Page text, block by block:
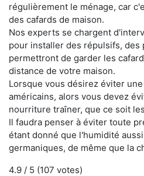
régulièrement le ménage, car
des cafards de maison.
Nos experts se chargent
pour installer des répulsifs, des
permettront de garder les
distance de votre maison.
Lorsque vous désirez éviter
américains, alors vous devez
nourriture traîner, que ce soit
Il faudra penser à éviter toute
étant donné que l'humidité
germaniques, de même que la
4.9 / 5 (107 votes)